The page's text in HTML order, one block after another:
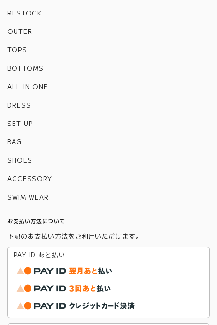
RESTOCK
OUTER
TOPS
BOTTOMS
ALL IN ONE
DRESS
SET UP
BAG
SHOES
ACCESSORY
SWIM WEAR
お支払い方法について
下記のお支払い方法をご利用いただけます。
PAY ID あと払い